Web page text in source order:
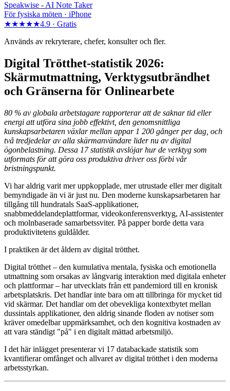
Speakwise - AI Note Taker
För fysiska möten · iPhone
★★★★★4.9 · Gratis
Används av rekryterare, chefer, konsulter och fler.
Digital Trötthet-statistik 2026:
Skärmutmattning, Verktygsutbrändhet
och Gränserna för Onlinearbete
80 % av globala arbetstagare rapporterar att de saknar tid eller
energi att utföra sina jobb effektivt, den genomsnittliga
kunskapsarbetaren växlar mellan appar 1 200 gånger per dag, och
två tredjedelar av alla skärmanvändare lider nu av digital
ögonbelastning. Dessa 17 statistik avslöjar hur de verktyg som
utformats för att göra oss produktiva driver oss förbi vår
bristningspunkt.
Vi har aldrig varit mer uppkopplade, mer utrustade eller mer digitalt
bemyndigade än vi är just nu. Den moderne kunskapsarbetaren har
tillgång till hundratals SaaS-applikationer,
snabbmeddelandeplattformar, videokonferensverktyg, AI-assistenter
och molnbaserade samarbetssviter. På papper borde detta vara
produktivitetens guldålder.
I praktiken är det åldern av digital trötthet.
Digital trötthet – den kumulativa mentala, fysiska och emotionella
utmattning som orsakas av långvarig interaktion med digitala enheter
och plattformar – har utvecklats från ett pandemiord till en kronisk
arbetsplatskris. Det handlar inte bara om att tillbringa för mycket tid
vid skärmar. Det handlar om det obevekliga kontextbytet mellan
dussintals applikationer, den aldrig sinande floden av notiser som
kräver omedelbar uppmärksamhet, och den kognitiva kostnaden av
att vara ständigt "på" i en digitalt mättad arbetsmiljö.
I det här inlägget presenterar vi 17 databackade statistik som
kvantifierar omfånget och allvaret av digital trötthet i den moderna
arbetsstyrkan.